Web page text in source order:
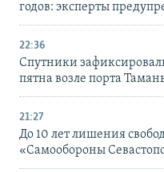
годов: эксперты
22:36
Спутники
пятна возле порта
21:27
До 10 лет лишения
«Самообороны